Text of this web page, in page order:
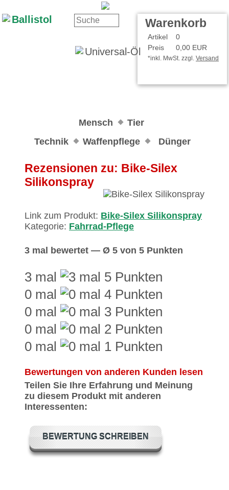
Warenkorb
Artikel
0
Preis
0,00 EUR
*inkl. MwSt. zzgl. Versand
Mensch
Tier
Technik
Waffenpflege Dünger
Rezensionen zu: Bike-Silex
Silikonspray
Link zum Produkt: Bike-Silex Silikonspray
Kategorie: Fahrrad-Pflege
3 mal bewertet — Ø 5 von 5 Punkten
3 mal
0 mal
0 mal
0 mal
0 mal
Bewertungen von anderen Kunden lesen
Teilen Sie Ihre Erfahrung und Meinung
zu diesem Produkt mit anderen
Interessenten:
BEWERTUNG SCHREIBEN